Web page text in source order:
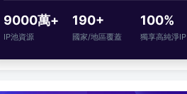
9000萬+
IP池資源
190+
國家/地區覆蓋
100%
獨享高純淨IP